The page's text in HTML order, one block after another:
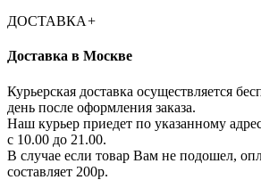
ДОСТАВКА+
Доставка в Москве
Курьерская доставка осуществляется
день после оформления заказа.
Наш курьер приедет по указанному
с 10.00 до 21.00.
В случае если товар Вам не подошел,
составляет 200р.